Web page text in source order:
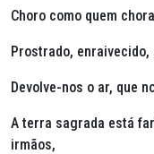
Choro como quem
Prostrado, enraivecido,
Devolve-nos o ar, que
A terra sagrada está
irmãos,